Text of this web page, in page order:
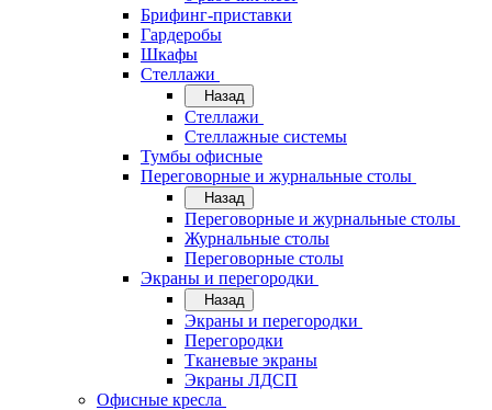
Брифинг-приставки
Гардеробы
Шкафы
Стеллажи
Назад
Стеллажи
Стеллажные системы
Тумбы офисные
Переговорные и журнальные столы
Назад
Переговорные и журнальные столы
Журнальные столы
Переговорные столы
Экраны и перегородки
Назад
Экраны и перегородки
Перегородки
Тканевые экраны
Экраны ЛДСП
Офисные кресла